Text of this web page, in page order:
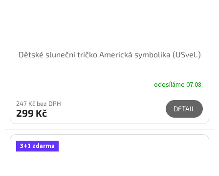
Dětské sluneční tričko Americká symbolika (USvel.)
odesíláme 07.08.
247 Kč bez DPH
299 Kč DETAIL
3+1 zdarma